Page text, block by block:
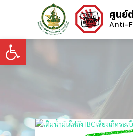
Open toolbar
ศูนย์
Anti-